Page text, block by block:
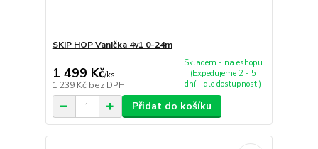
SKIP HOP Vanička 4v1 0-24m
1 499 Kč/ks
1 239 Kč bez DPH
Skladem - na eshopu
(Expedujeme 2 - 5
dní - dle dostupnosti)
Přidat do košíku